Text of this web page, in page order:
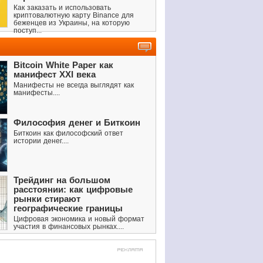
Как заказать и использовать
криптовалютную карту Binance для
беженцев из Украины, на которую
поступ...
Bitcoin White Paper как
манифест XXI века
Манифесты не всегда выглядят как
манифесты....
Философия денег и Биткоин
Биткоин как философский ответ
истории денег....
Трейдинг на большом
расстоянии: как цифровые
рынки стирают
географические границы
Цифровая экономика и новый формат
участия в финансовых рынках....